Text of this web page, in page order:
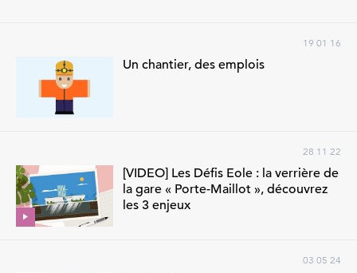
19 01 16
Un chantier, des emplois
28 11 22
[VIDEO] Les Défis Eole : la verrière de
la gare « Porte-Maillot », découvrez
les 3 enjeux
03 05 24